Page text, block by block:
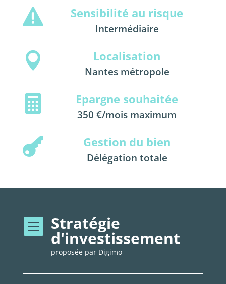
 Sensibilité au risque
Intermédiaire
 Localisation
Nantes métropole
 Epargne souhaitée
350 €/mois maximum
 Gestion du bien
Délégation totale
 Stratégie
d'investissement
proposée par Digimo